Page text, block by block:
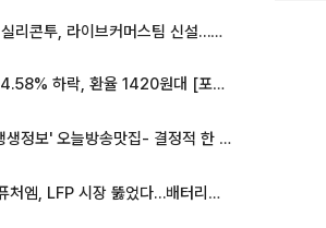
실리콘투, 라이브커머스팀 신설…K뷰티 ‘글로벌 판매망’ 확대[K뷰티 라방戰]
코스피 4.58% 하락, 환율 1420원대 [포토]
'2TV 생생정보' 오늘방송맛집- 결정적 한 수, 3종 메밀면! 메밀 소바 맛집 '의○○○○'
포스코퓨처엠, LFP 시장 뚫었다…배터리사와 대규모 장기 공급 합의